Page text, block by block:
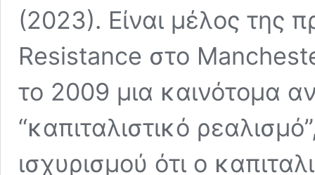
(2023). Είναι μέλος της
Resistance στο
το 2009 μια καινότομα
“καπιταλιστικό
ισχυρισμού ότι ο